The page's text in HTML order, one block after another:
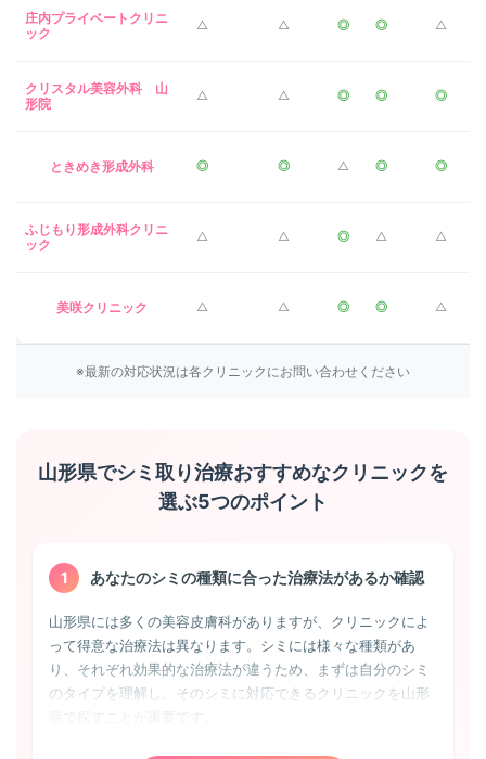
庄内プライベートクリニ
ック
△ △ ◎ ◎ △
クリスタル美容外科 山
形院
△ △ ◎ ◎ ◎
ときめき形成外科 ◎ ◎ △ ◎ ◎
ふじもり形成外科クリニ
ック
△ △ ◎ △ △
美咲クリニック △ △ ◎ ◎ △
※最新の対応状況は各クリニックにお問い合わせください
山形県でシミ取り治療おすすめなクリニックを
選ぶ5つのポイント
1 あなたのシミの種類に合った治療法があるか確認
山形県には多くの美容皮膚科がありますが、クリニックによ
って得意な治療法は異なります。シミには様々な種類があ
り、それぞれ効果的な治療法が違うため、まずは自分のシミ
のタイプを理解し、そのシミに対応できるクリニックを山形